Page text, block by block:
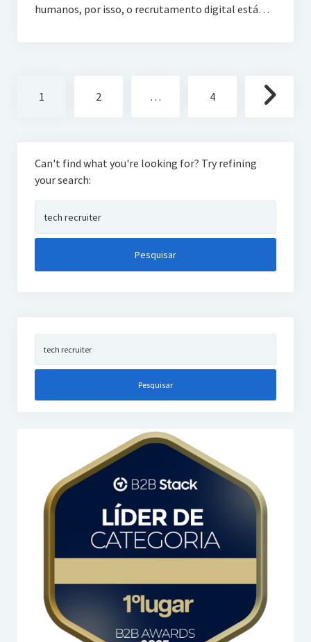
humanos, por isso, o recrutamento digital está…
1 2 … 4
Can't find what you're looking for? Try refining
your search:
por:
por: